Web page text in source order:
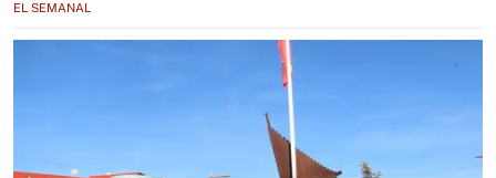
EL SEMANAL